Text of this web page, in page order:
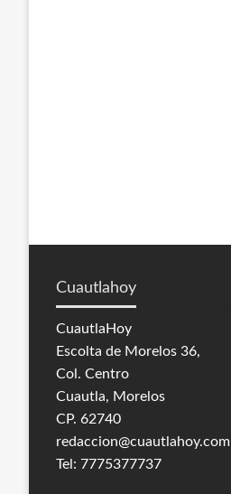
Cuautlahoy
CuautlaHoy
Escolta de Morelos 36,
Col. Centro
Cuautla, Morelos
CP. 62740
redaccion@cuautlahoy.com
Tel: 7775377737